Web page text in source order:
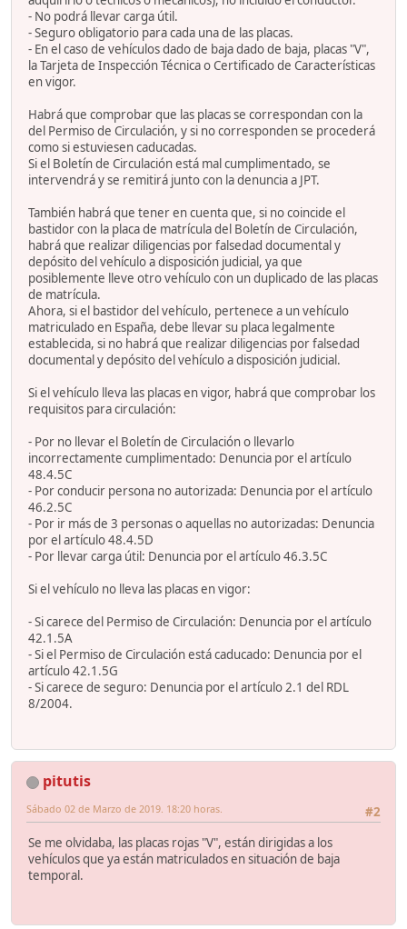
- No podrá llevar carga útil.
- Seguro obligatorio para cada una de las placas.
- En el caso de vehículos dado de baja dado de baja, placas "V",
la Tarjeta de Inspección Técnica o Certificado de Características
en vigor.
Habrá que comprobar que las placas se correspondan con la
del Permiso de Circulación, y si no corresponden se procederá
como si estuviesen caducadas.
Si el Boletín de Circulación está mal cumplimentado, se
intervendrá y se remitirá junto con la denuncia a JPT.
También habrá que tener en cuenta que, si no coincide el
bastidor con la placa de matrícula del Boletín de Circulación,
habrá que realizar diligencias por falsedad documental y
depósito del vehículo a disposición judicial, ya que
posiblemente lleve otro vehículo con un duplicado de las placas
de matrícula.
Ahora, si el bastidor del vehículo, pertenece a un vehículo
matriculado en España, debe llevar su placa legalmente
establecida, si no habrá que realizar diligencias por falsedad
documental y depósito del vehículo a disposición judicial.
Si el vehículo lleva las placas en vigor, habrá que comprobar los
requisitos para circulación:
- Por no llevar el Boletín de Circulación o llevarlo
incorrectamente cumplimentado: Denuncia por el artículo
48.4.5C
- Por conducir persona no autorizada: Denuncia por el artículo
46.2.5C
- Por ir más de 3 personas o aquellas no autorizadas: Denuncia
por el artículo 48.4.5D
- Por llevar carga útil: Denuncia por el artículo 46.3.5C
Si el vehículo no lleva las placas en vigor:
- Si carece del Permiso de Circulación: Denuncia por el artículo
42.1.5A
- Si el Permiso de Circulación está caducado: Denuncia por el
artículo 42.1.5G
- Si carece de seguro: Denuncia por el artículo 2.1 del RDL
8/2004.
pitutis
#2
Sábado 02 de Marzo de 2019. 18:20 horas.
Se me olvidaba, las placas rojas "V", están dirigidas a los
vehículos que ya están matriculados en situación de baja
temporal.